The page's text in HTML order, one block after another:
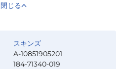
閉じる
スキンズ
A-10851905201
184-71340-019